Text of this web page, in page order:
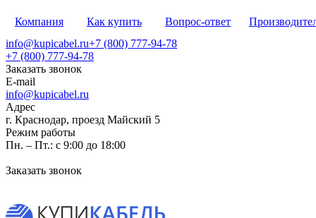
Компания Как купить Вопрос-ответ
info@kupicabel.ru+7 (800) 777-94-78
+7 (800) 777-94-78
Заказать звонок
E-mail
info@kupicabel.ru
Адрес
г. Краснодар, проезд Майский 5
Режим работы
Пн. – Пт.: с 9:00 до 18:00
Заказать звонок